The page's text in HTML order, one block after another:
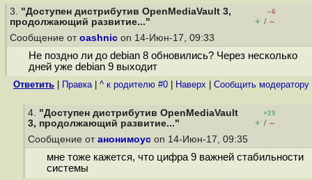
3. "Доступен дистрибутив OpenMediaVault 3,
продолжающий развитие..."
–6
+ / –
Сообщение от oashnic on 14-Июн-17, 09:33
Не поздно ли до debian 8 обновились? Через несколько
дней уже debian 9 выходит
Ответить Правка| ^ к родителю #0 Наверх Cообщить модератору
4. "Доступен дистрибутив OpenMediaVault
3, продолжающий развитие..."
+29
+ / –
Сообщение от анонимоус on 14-Июн-17, 09:35
мне тоже кажется, что цифра 9 важней стабильности
системы